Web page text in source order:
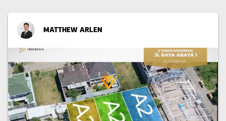
MATTHEW ARLEN